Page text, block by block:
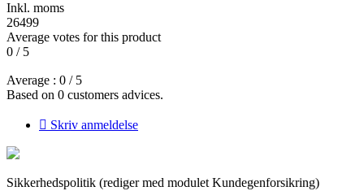
Inkl. moms
26499
Average votes for this product
0 / 5
Average : 0 / 5
Based on 0 customers advices.
 Skriv anmeldelse
Sikkerhedspolitik (rediger med modulet Kundegenforsikring)